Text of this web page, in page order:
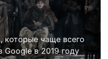
которые чаще всего
Google в 2019 году